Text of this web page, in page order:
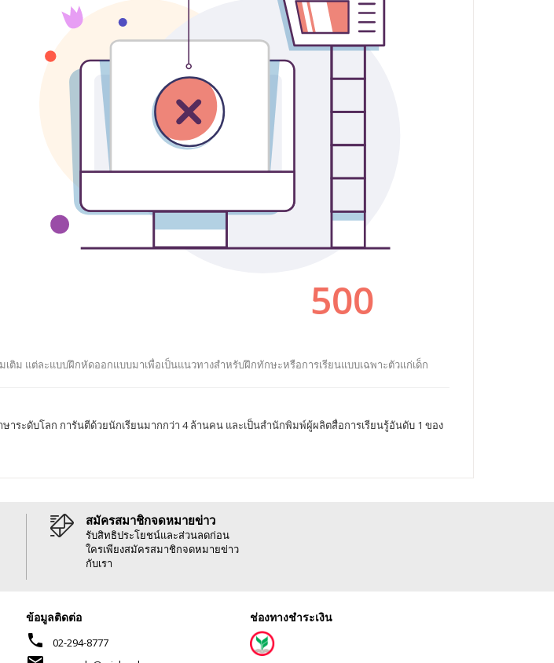
ม แต่ละแบบฝึกหัดออกแบบมาเพื่อเป็นแนวทางสำหรับฝึกทักษะหรือการเรียนแบบเฉพาะตัวแก่เด็ก
ะดับโลก การันตีด้วยนักเรียนมากกว่า 4 ล้านคน และเป็นสำนักพิมพ์ผู้ผลิตสื่อการเรียนรู้อันดับ 1 ของ
สมัครสมาชิกจดหมายข่าว
รับสิทธิประโยชน์และส่วนลดก่อน
ใครเพียงสมัครสมาชิกจดหมายข่าว
กับเรา
ข้อมูลติดต่อ
phone 02-294-8777
ช่องทางชำระเงิน